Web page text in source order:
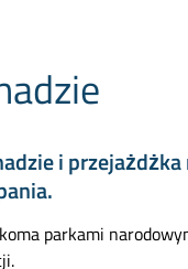
i
parkami